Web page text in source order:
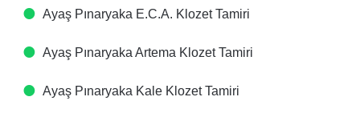
Ayaş Pınaryaka E.C.A. Klozet Tamiri
Ayaş Pınaryaka Artema Klozet Tamiri
Ayaş Pınaryaka Kale Klozet Tamiri